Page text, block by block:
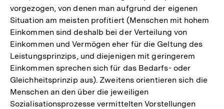
vorgezogen, von denen man aufgrund der eigenen
Situation am meisten profitiert (Menschen mit hohem
Einkommen sind deshalb bei der Verteilung von
Einkommen und Vermögen eher für die Geltung des
Leistungsprinzips, und diejenigen mit geringerem
Einkommen sprechen sich für das Bedarfs- oder
Gleichheitsprinzip aus). Zweitens orientieren sich die
Menschen an den über die jeweiligen
Sozialisationsprozesse vermittelten Vorstellungen